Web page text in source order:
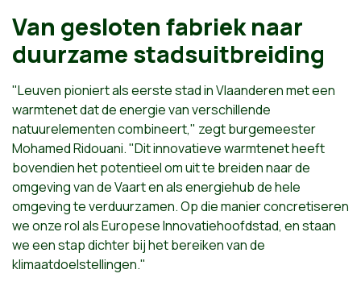
Van gesloten fabriek naar
duurzame stadsuitbreiding
"Leuven pioniert als eerste stad in Vlaanderen met een
warmtenet dat de energie van verschillende
natuurelementen combineert," zegt burgemeester
Mohamed Ridouani. "Dit innovatieve warmtenet heeft
bovendien het potentieel om uit te breiden naar de
omgeving van de Vaart en als energiehub de hele
omgeving te verduurzamen. Op die manier concretiseren
we onze rol als Europese Innovatiehoofdstad, en staan
we een stap dichter bij het bereiken van de
klimaatdoelstellingen."